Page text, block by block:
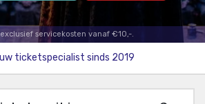
servicekosten vanaf €10,-.
ticketspecialist sinds 2019